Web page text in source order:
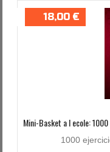
18,00 €
Mini-Basket a l ecole:
1000